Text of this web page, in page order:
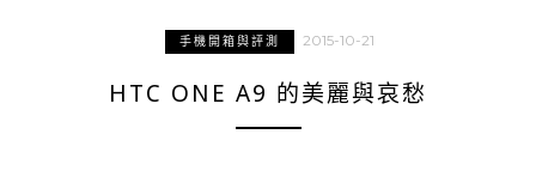
手機開箱與評測 2015-10-21
HTC ONE A9 的美麗與哀愁